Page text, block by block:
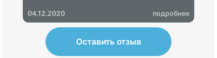
04.12.2020
подробнее
Оставить отзыв